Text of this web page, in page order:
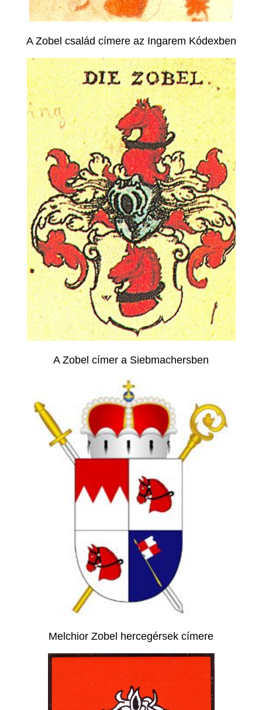
A Zobel család címere az Ingarem Kódexben
A Zobel címer a Siebmachersben
Melchior Zobel hercegérsek címere